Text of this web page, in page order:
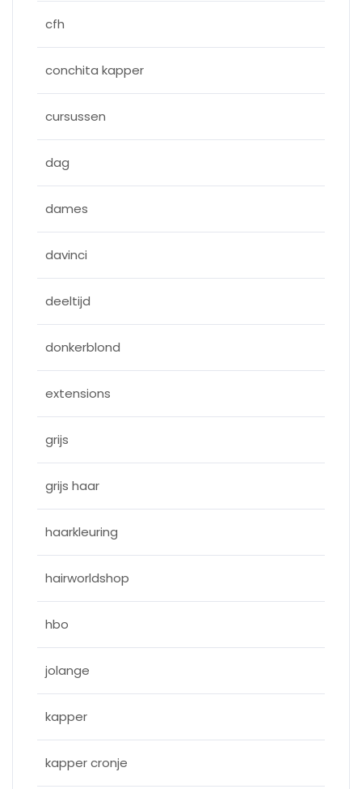
cfh
conchita kapper
cursussen
dag
dames
davinci
deeltijd
donkerblond
extensions
grijs
grijs haar
haarkleuring
hairworldshop
hbo
jolange
kapper
kapper cronje